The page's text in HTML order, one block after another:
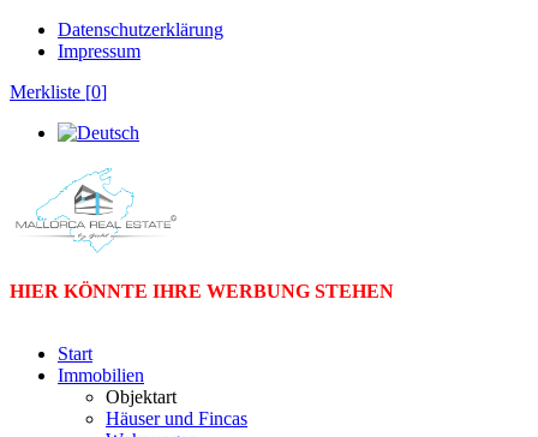
Datenschutzerklärung
Impressum
Merkliste [0]
HIER KÖNNTE IHRE WERBUNG STEHEN
Start
Immobilien
Objektart
Häuser und Fincas